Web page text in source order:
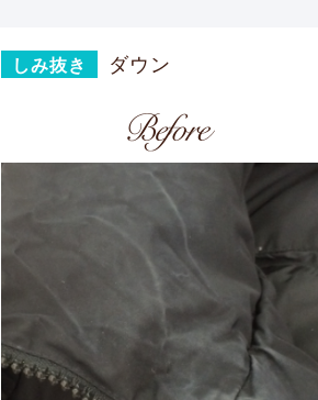
しみ抜き ダウン